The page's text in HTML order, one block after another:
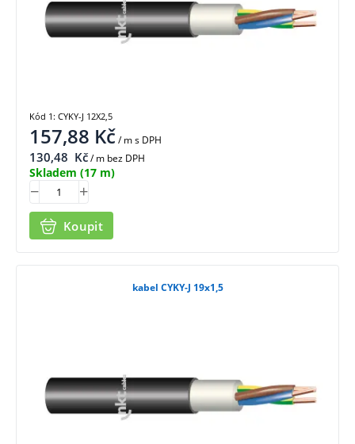
157,88 Kč/ ms DPH
130,48 Kč/ m bez DPH
Skladem (17 m)
Koupit
Kód 1: CYKY-J 12X2,5
kabel CYKY-J 19x1,5